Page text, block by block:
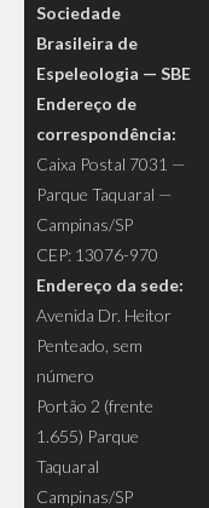
Sociedade
Brasileira de
Espeleologia — SBE
Endereço de
correspondência:
Caixa Postal 7031 —
Parque Taquaral —
Campinas/SP
CEP: 13076-970
Endereço da sede:
Avenida Dr. Heitor
Penteado, sem
número
Portão 2 (frente
1.655) Parque
Taquaral
Campinas/SP